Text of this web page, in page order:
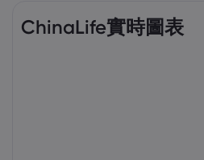
ChinaLife實時圖表